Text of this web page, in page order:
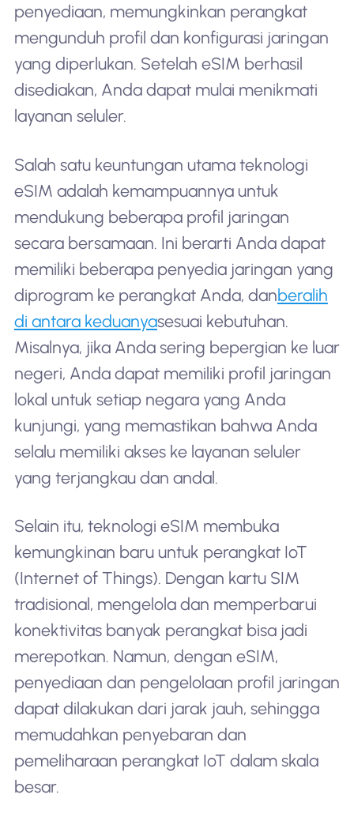
penyediaan, memungkinkan perangkat
mengunduh profil dan konfigurasi jaringan
yang diperlukan. Setelah eSIM berhasil
disediakan, Anda dapat mulai menikmati
layanan seluler.
Salah satu keuntungan utama teknologi
eSIM adalah kemampuannya untuk
mendukung beberapa profil jaringan
secara bersamaan. Ini berarti Anda dapat
memiliki beberapa penyedia jaringan yang
diprogram ke perangkat Anda, danberalih
di antara keduanyasesuai kebutuhan.
Misalnya, jika Anda sering bepergian ke luar
negeri, Anda dapat memiliki profil jaringan
lokal untuk setiap negara yang Anda
kunjungi, yang memastikan bahwa Anda
selalu memiliki akses ke layanan seluler
yang terjangkau dan andal.
Selain itu, teknologi eSIM membuka
kemungkinan baru untuk perangkat IoT
(Internet of Things). Dengan kartu SIM
tradisional, mengelola dan memperbarui
konektivitas banyak perangkat bisa jadi
merepotkan. Namun, dengan eSIM,
penyediaan dan pengelolaan profil jaringan
dapat dilakukan dari jarak jauh, sehingga
memudahkan penyebaran dan
pemeliharaan perangkat IoT dalam skala
besar.